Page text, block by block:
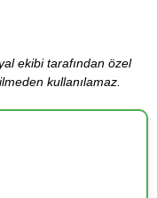
ekibi tarafından özel
kullanılamaz.